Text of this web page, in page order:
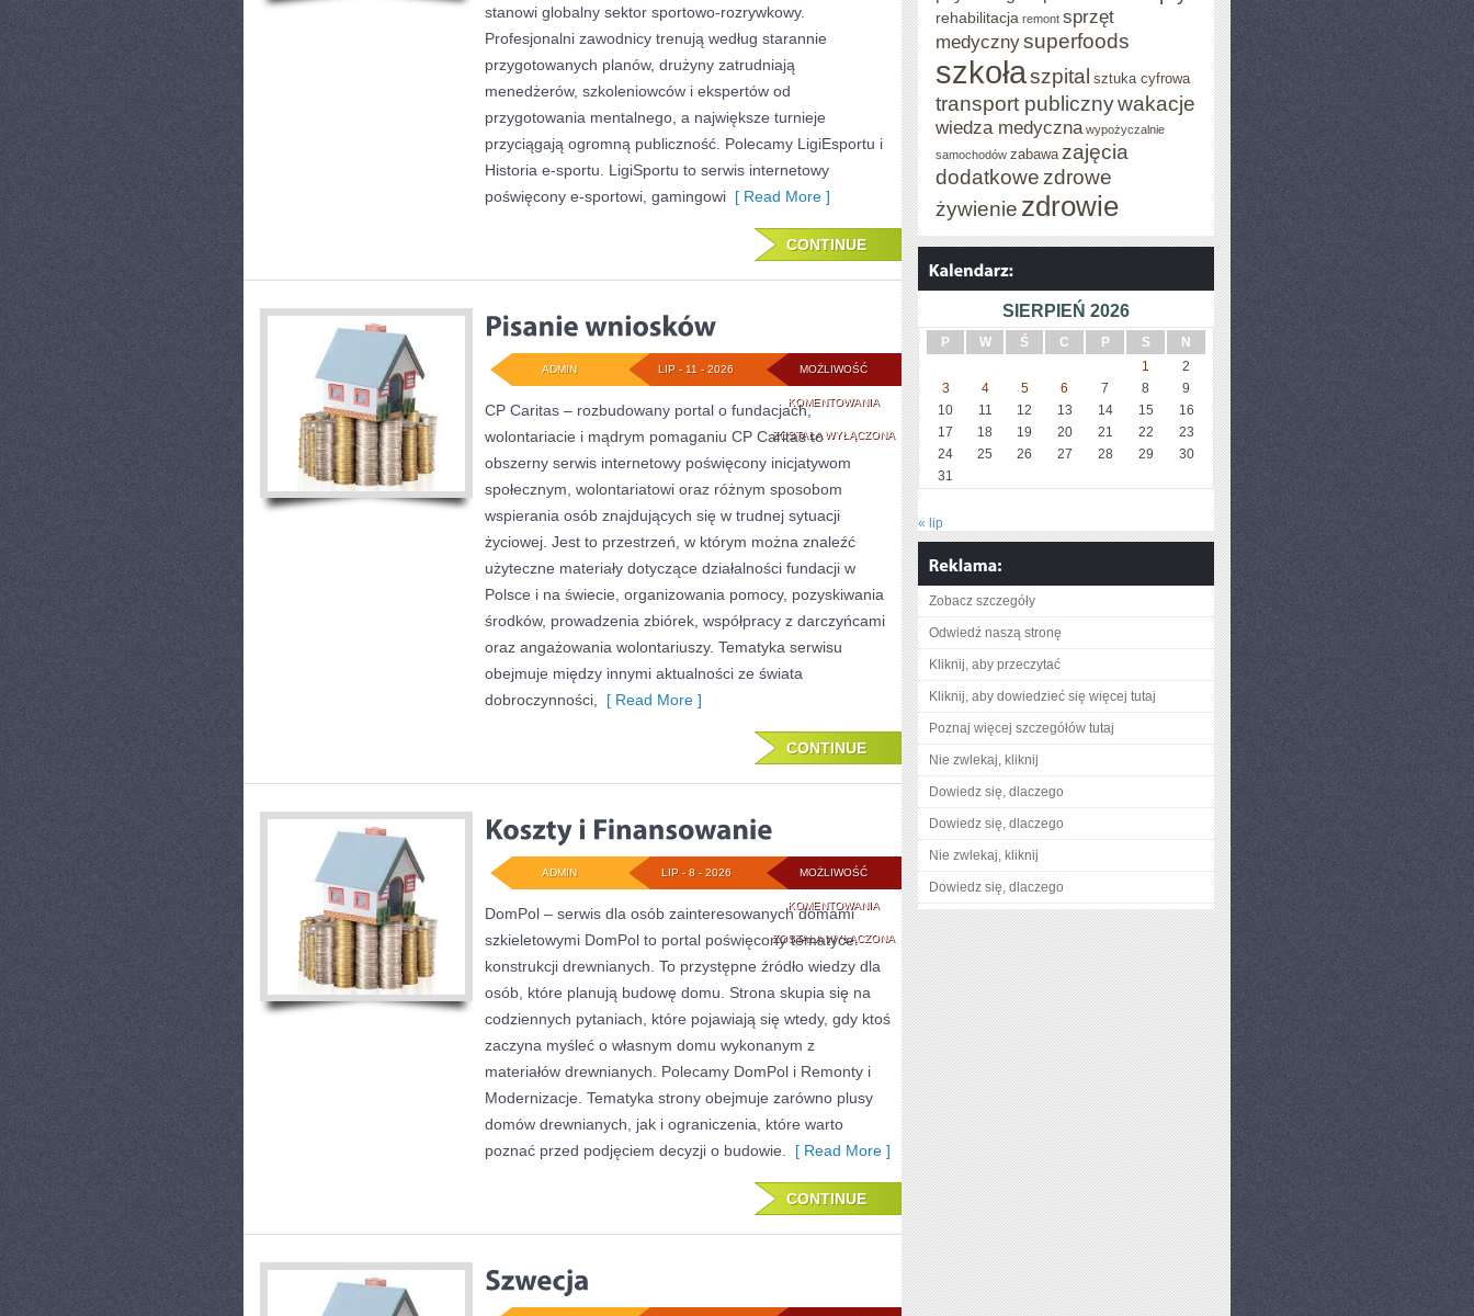
SPORCIE
stanowi globalny sektor sportowo-rozrywkowy.
Profesjonalni zawodnicy trenują według starannie
przygotowanych planów, drużyny zatrudniają
menedżerów, szkoleniowców i ekspertów od
przygotowania mentalnego, a największe turnieje
przyciągają ogromną publiczność. Polecamy LigiEsportu i
Historia e-sportu. LigiSportu to serwis internetowy
poświęcony e-sportowi, gamingowi [ Read More ]
CONTINUE
MOŻLIWOŚĆ
KOMENTOWANIAPISANIE
WNIOSKÓW
ZOSTAŁA WYŁĄCZONA
LIP - 11 - 2026
ADMIN
CP Caritas – rozbudowany portal o fundacjach,
wolontariacie i mądrym pomaganiu CP Caritas to
obszerny serwis internetowy poświęcony inicjatywom
społecznym, wolontariatowi oraz różnym sposobom
wspierania osób znajdujących się w trudnej sytuacji
życiowej. Jest to przestrzeń, w którym można znaleźć
użyteczne materiały dotyczące działalności fundacji w
Polsce i na świecie, organizowania pomocy, pozyskiwania
środków, prowadzenia zbiórek, współpracy z darczyńcami
oraz angażowania wolontariuszy. Tematyka serwisu
obejmuje między innymi aktualności ze świata
dobroczynności,
[ Read More ]
CONTINUE
MOŻLIWOŚĆ
KOMENTOWANIAKOSZTY
I
FINANSOWANIE
ZOSTAŁA WYŁĄCZONA
LIP - 8 - 2026
ADMIN
DomPol – serwis dla osób zainteresowanych domami
szkieletowymi DomPol to portal poświęcony tematyce
konstrukcji drewnianych. To przystępne źródło wiedzy dla
osób, które planują budowę domu. Strona skupia się na
codziennych pytaniach, które pojawiają się wtedy, gdy ktoś
zaczyna myśleć o własnym domu wykonanym z
materiałów drewnianych. Polecamy DomPol i Remonty i
Modernizacje. Tematyka strony obejmuje zarówno plusy
domów drewnianych, jak i ograniczenia, które warto
poznać przed podjęciem decyzji o budowie.
[ Read More ]
CONTINUE
rehabilitacja remont sprzęt
medycznysuperfoods
szkołaszpital sztuka cyfrowa
transport publicznywakacje
wiedza medyczna wypożyczalnie
samochodów zabawa zajęcia
dodatkowe zdrowe
żywienie zdrowie
SIERPIEŃ 2026
P W Ś C P S
N
1
2
3
4 5 6 7 8
9
10
11 12 13 14 15
16
17
18 19 20 21 22
23
24
25 26 27 28 29
30
31
« lip
Zobacz szczegóły
Odwiedź naszą stronę
Kliknij, aby przeczytać
Kliknij, aby dowiedzieć się więcej tutaj
Poznaj więcej szczegółów tutaj
Nie zwlekaj, kliknij
Dowiedz się, dlaczego
Dowiedz się, dlaczego
Nie zwlekaj, kliknij
Dowiedz się, dlaczego